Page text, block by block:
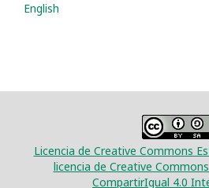
English
Licencia de Creative Commons
licencia de Creative
CompartirIgual 4.0